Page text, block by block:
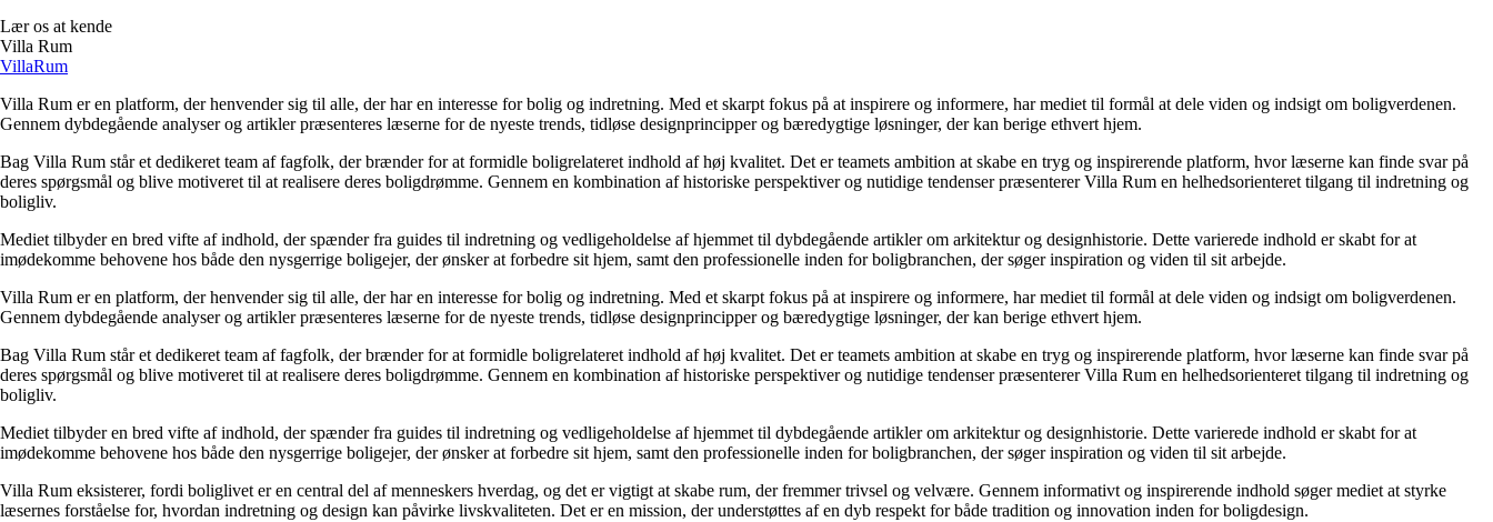
Lær os at kende
Villa Rum
VillaRum
Villa Rum er en platform, der henvender sig til alle, der har en interesse for bolig og indretning. Med et skarpt fokus på at inspirere og informere, har mediet til formål at dele viden og indsigt om boligverdenen.
Gennem dybdegående analyser og artikler præsenteres læserne for de nyeste trends, tidløse designprincipper og bæredygtige løsninger, der kan berige ethvert hjem.
Bag Villa Rum står et dedikeret team af fagfolk, der brænder for at formidle boligrelateret indhold af høj kvalitet. Det er teamets ambition at skabe en tryg og inspirerende platform, hvor læserne kan finde svar på
deres spørgsmål og blive motiveret til at realisere deres boligdrømme. Gennem en kombination af historiske perspektiver og nutidige tendenser præsenterer Villa Rum en helhedsorienteret tilgang til indretning og
boligliv.
Mediet tilbyder en bred vifte af indhold, der spænder fra guides til indretning og vedligeholdelse af hjemmet til dybdegående artikler om arkitektur og designhistorie. Dette varierede indhold er skabt for at
imødekomme behovene hos både den nysgerrige boligejer, der ønsker at forbedre sit hjem, samt den professionelle inden for boligbranchen, der søger inspiration og viden til sit arbejde.
Villa Rum er en platform, der henvender sig til alle, der har en interesse for bolig og indretning. Med et skarpt fokus på at inspirere og informere, har mediet til formål at dele viden og indsigt om boligverdenen.
Gennem dybdegående analyser og artikler præsenteres læserne for de nyeste trends, tidløse designprincipper og bæredygtige løsninger, der kan berige ethvert hjem.
Bag Villa Rum står et dedikeret team af fagfolk, der brænder for at formidle boligrelateret indhold af høj kvalitet. Det er teamets ambition at skabe en tryg og inspirerende platform, hvor læserne kan finde svar på
deres spørgsmål og blive motiveret til at realisere deres boligdrømme. Gennem en kombination af historiske perspektiver og nutidige tendenser præsenterer Villa Rum en helhedsorienteret tilgang til indretning og
boligliv.
Mediet tilbyder en bred vifte af indhold, der spænder fra guides til indretning og vedligeholdelse af hjemmet til dybdegående artikler om arkitektur og designhistorie. Dette varierede indhold er skabt for at
imødekomme behovene hos både den nysgerrige boligejer, der ønsker at forbedre sit hjem, samt den professionelle inden for boligbranchen, der søger inspiration og viden til sit arbejde.
Villa Rum eksisterer, fordi boliglivet er en central del af menneskers hverdag, og det er vigtigt at skabe rum, der fremmer trivsel og velvære. Gennem informativt og inspirerende indhold søger mediet at styrke
læsernes forståelse for, hvordan indretning og design kan påvirke livskvaliteten. Det er en mission, der understøttes af en dyb respekt for både tradition og innovation inden for boligdesign.